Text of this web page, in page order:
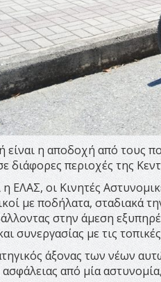
είναι η αποδοχή από
διάφορες περιοχές της
ΕΛΑΣ, οι Κινητές
με ποδήλατα, σταδιακά
στην άμεση
συνεργασίας με τις
άξονας των νέων
από μία